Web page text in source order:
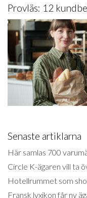
Provläs: 12
Senaste artiklarna
Här samlas 700
Circle K-ägaren vill ta
Hotellrummet som
Fransk lyxikon får ny